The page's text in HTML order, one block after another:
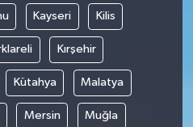
Kayseri Kilis
Kırşehir
Kütahya Malatya
Mersin Muğla